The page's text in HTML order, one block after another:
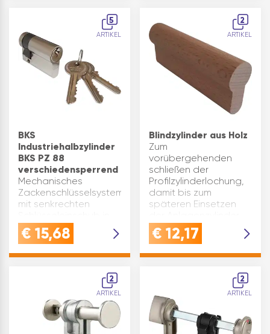
Schlüssel sperrbar wie
alle PZ88 Modellen
Sperre 7361…
enthaltenmit gleichem
Schlüssel sperrbar wie
alle PZ88 Modellen
Sperre…
5
ARTIKEL
BKS
Industriehalbzylinder
BKS PZ 88
verschiedensperrend
Mechanisches
Zackenschlüsselsystem
mit senkrechten
Kompaktbauweise
Anzahl
gefederte
Ersatzschlüssel
werden ohn…
€ 15,68
2
ARTIKEL
Blindzylinder aus Holz
Zum
vorübergehenden
schließen der
Profilzylinderlochung,
damit bis zum
späteren Einsetzen
das PZ-Loch
verschlossen ist.Größe:
€ 12,17
2
ARTIKEL
2
ARTIKEL